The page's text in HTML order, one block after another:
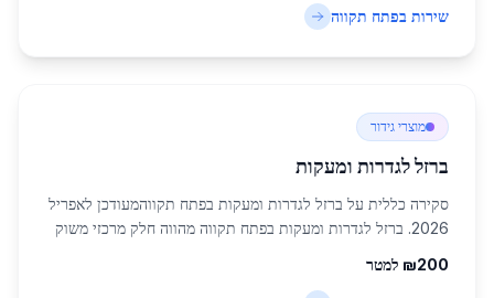
שירות בפתח תקווה
מוצרי גידור
ברזל לגדרות ומעקות
סקירה כללית על ברזל לגדרות ומעקות בפתח תקווהמעודכן לאפריל
2026. ברזל לגדרות ומעקות בפתח תקווה מהווה חלק מרכזי משוק
כ-247,956 תושבים שממשיכה לצמוח במה...
₪200 למטר